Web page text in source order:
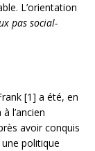
L’orientation
pas social-
[1] a été, en
l’ancien
avoir conquis
politique